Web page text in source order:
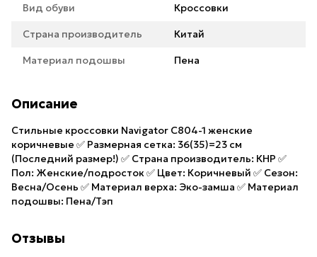
Вид обуви Кроссовки
Страна производитель Китай
Материал подошвы Пена
Описание
Стильные кроссовки Navigator C804-1 женские
коричневые ✅ Размерная сетка: 36(35)=23 см
(Последний размер!) ✅ Страна производитель: КНР ✅
Пол: Женские/подросток ✅ Цвет: Коричневый ✅ Сезон:
Весна/Осень ✅ Материал верха: Эко-замша ✅ Материал
подошвы: Пена/Тэп
Отзывы